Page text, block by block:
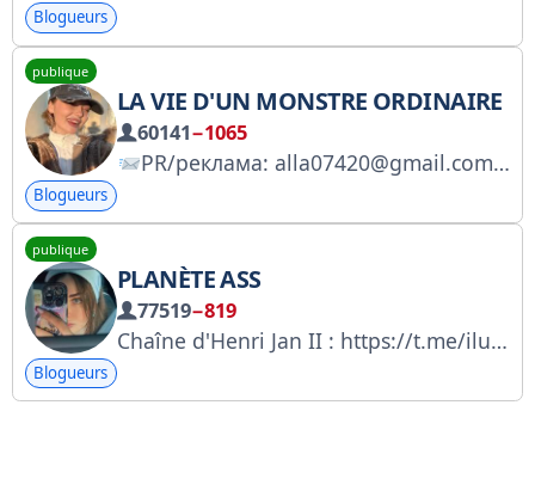
Blogueurs
publique
LA VIE D'UN MONSTRE ORDINAIRE
60141−1065
PR/реклама: alla07420@gmail.com Регистрация в перечне РКН: https://knd.gov.ru/license?id=676d672f4e740947bec30fe2&registryType=bloggersPermission
Blogueurs
publique
PLANÈTE ASS
77519−819
Chaîne d'Henri Jan II : https://t.me/iluvmaney
Blogueurs